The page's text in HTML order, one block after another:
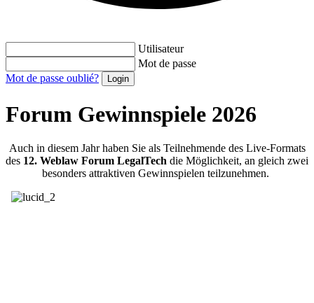
Utilisateur
Mot de passe
Mot de passe oublié?
Forum Gewinnspiele 2026
Auch in diesem Jahr haben Sie als Teilnehmende des Live-Formats
des 12. Weblaw Forum LegalTech die Möglichkeit, an gleich zwei
besonders attraktiven Gewinnspielen teilzunehmen.